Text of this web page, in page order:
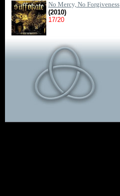
No Mercy, No Forgiveness
(2010)
17/20